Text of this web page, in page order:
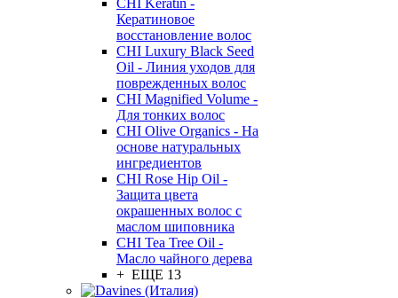
CHI Keratin -
Кератиновое
восстановление волос
CHI Luxury Black Seed
Oil - Линия уходов для
поврежденных волос
CHI Magnified Volume -
Для тонких волос
CHI Olive Organics - На
основе натуральных
ингредиентов
CHI Rose Hip Oil -
Защита цвета
окрашенных волос с
маслом шиповника
CHI Tea Tree Oil -
Масло чайного дерева
+ ЕЩЕ 13